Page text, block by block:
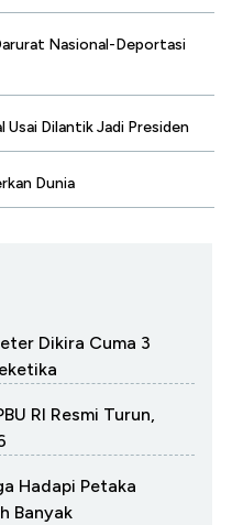
Nasional-Deportasi
Usai Dilantik Jadi Presiden
Dunia
Dikira Cuma 3
RI Resmi Turun,
Hadapi Petaka
Banyak